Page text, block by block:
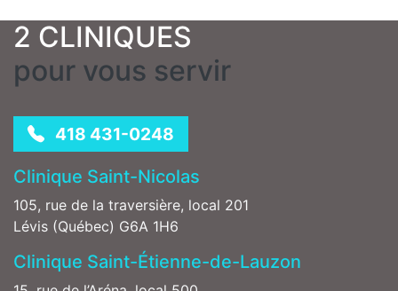
2 CLINIQUES
pour vous servir
418 431-0248
Clinique Saint-Nicolas
105, rue de la traversière, local 201
Lévis (Québec) G6A 1H6
Clinique Saint-Étienne-de-Lauzon